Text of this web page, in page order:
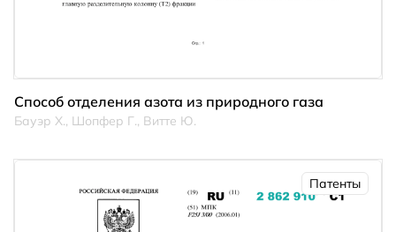
Способ отделения азота из природного газа
Бауэр Х., Шопфер Г., Витте Ю.
Патенты